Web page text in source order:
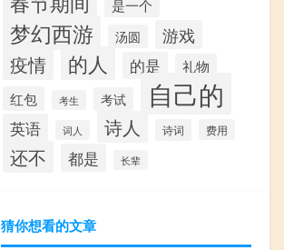
是一个
梦幻西游 汤圆 游戏
疫情 的人 的是
礼物
红包
考生 考试 自己的
英语 词人 诗人 诗词 费用
还不 都是 长辈
猜你想看的文章